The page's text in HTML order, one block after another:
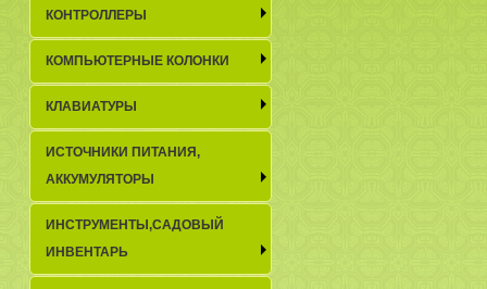
КОНТРОЛЛЕРЫ
КОМПЬЮТЕРНЫЕ КОЛОНКИ
КЛАВИАТУРЫ
ИСТОЧНИКИ ПИТАНИЯ,
АККУМУЛЯТОРЫ
ИНСТРУМЕНТЫ,САДОВЫЙ
ИНВЕНТАРЬ